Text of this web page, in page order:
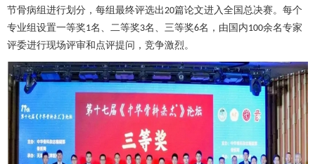
节骨病组进行划分，每组最终评选出20篇论文进入全国总决赛。每个
专业组设置一等奖1名、二等奖3名、三等奖6名，由国内100余名专家
评委进行现场评审和点评提问，竞争激烈。